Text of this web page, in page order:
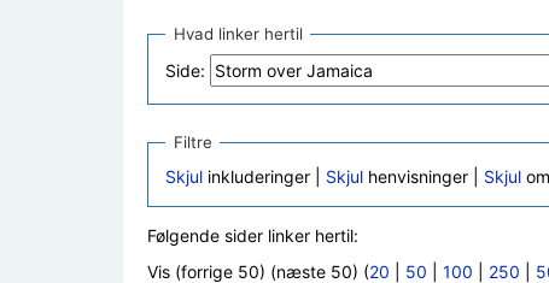
Hvad linker hertil
Side:
Filtre
Skjul inkluderinger | Skjul henvisninger | Skjul
Følgende sider linker hertil:
Vis (forrige 50) (næste 50) (20 50 100 250